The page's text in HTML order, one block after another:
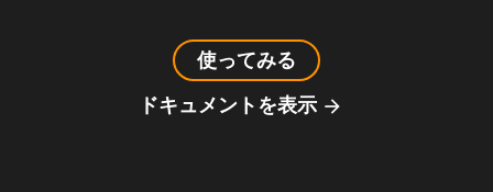
使ってみる
ドキュメントを表示 arrow_forward